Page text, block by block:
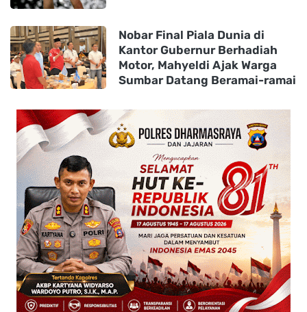
Nobar Final Piala Dunia di
Kantor Gubernur Berhadiah
Motor, Mahyeldi Ajak Warga
Sumbar Datang Beramai-ramai